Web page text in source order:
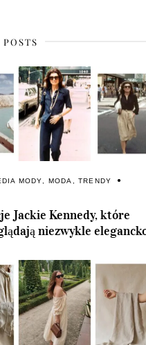
MODY, MODA ,TRENDY
Jackie Kennedy, które
niezwykle